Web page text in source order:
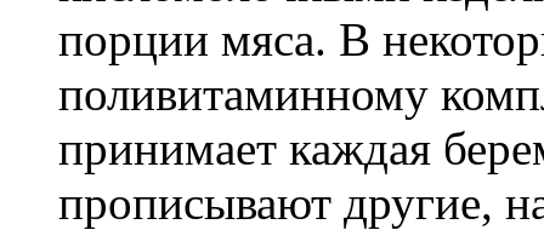
порции мяса. В
поливитаминному
принимает каждая
прописывают другие,